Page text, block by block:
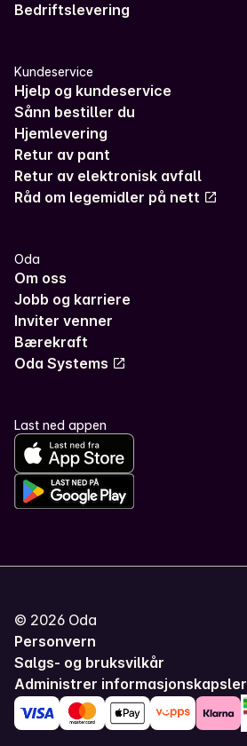
Bedriftslevering
Kundeservice
Hjelp og kundeservice
Sånn bestiller du
Hjemlevering
Retur av pant
Retur av elektronisk avfall
Råd om legemidler på nett
Oda
Om oss
Jobb og karriere
Inviter venner
Bærekraft
Oda Systems
Last ned appen
© 2026 Oda
Personvern
Salgs- og bruksvilkår
Administrer informasjonskapsler